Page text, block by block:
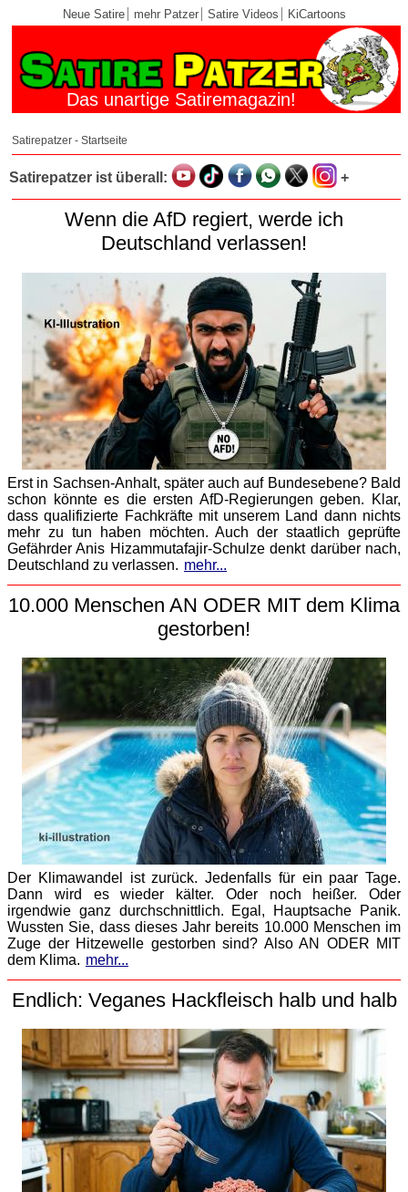
Neue Satire mehr Patzer Satire Videos KiCartoons
Das unartige Satiremagazin!
Satirepatzer - Startseite
Satirepatzer ist überall: +
Wenn die AfD regiert, werde ich
Deutschland verlassen!
Erst in Sachsen-Anhalt, später auch auf Bundesebene? Bald
schon könnte es die ersten AfD-Regierungen geben. Klar,
dass qualifizierte Fachkräfte mit unserem Land dann nichts
mehr zu tun haben möchten. Auch der staatlich geprüfte
Gefährder Anis Hizammutafajir-Schulze denkt darüber nach,
Deutschland zu verlassen. mehr...
10.000 Menschen AN ODER MIT dem Klima
gestorben!
Der Klimawandel ist zurück. Jedenfalls für ein paar Tage.
Dann wird es wieder kälter. Oder noch heißer. Oder
irgendwie ganz durchschnittlich. Egal, Hauptsache Panik.
Wussten Sie, dass dieses Jahr bereits 10.000 Menschen im
Zuge der Hitzewelle gestorben sind? Also AN ODER MIT
dem Klima. mehr...
Endlich: Veganes Hackfleisch halb und halb